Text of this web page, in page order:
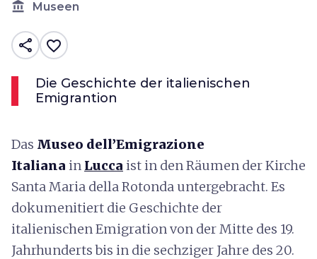
account_balance Museen
share favorite_border
Die Geschichte der italienischen
Emigrantion
Das Museo dell’Emigrazione
Italiana in Lucca ist in den Räumen der Kirche
Santa Maria della Rotonda untergebracht. Es
dokumenitiert die Geschichte der
italienischen Emigration von der Mitte des 19.
Jahrhunderts bis in die sechziger Jahre des 20.